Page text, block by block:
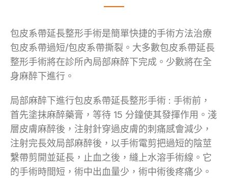
包皮系帶延長整形手術是簡單快捷的手術方法治療
包皮系帶過短/包皮系帶撕裂。大多數包皮系帶延長
整形手術將在診所內局部麻醉下完成。少數將在全
身麻醉下進行。
局部麻醉下進行包皮系帶延長整形手術 : 手術前，
首先塗抹麻醉藥膏，等待 15 分鐘使其發揮作用。淺
層皮膚麻醉後，注射針穿過皮膚的刺痛感會減少，
注射完長效局部麻醉後，以手術電剪把過短的陰莖
繫帶剪開並延長，止血之後，縫上水溶手術線。它
的手術時間短，術中出血量少，術中術後疼痛少。